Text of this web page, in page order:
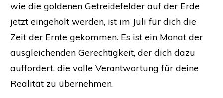
wie die goldenen Getreidefelder auf der Erde
jetzt eingeholt werden, ist im Juli für dich die
Zeit der Ernte gekommen. Es ist ein Monat der
ausgleichenden Gerechtigkeit, der dich dazu
auffordert, die volle Verantwortung für deine
Realität zu übernehmen.